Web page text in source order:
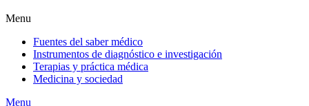
Menu
Fuentes del saber médico
Instrumentos de diagnóstico e investigación
Terapias y práctica médica
Medicina y sociedad
Menu